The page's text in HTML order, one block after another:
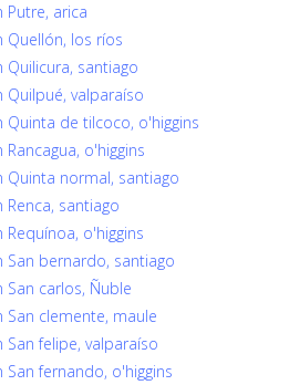
Putre, arica
Quellón, los ríos
Quilicura, santiago
Quilpué, valparaíso
Quinta de tilcoco, o'higgins
o'higgins
Quinta normal, santiago
santiago
o'higgins
San bernardo, santiago
San carlos, Ñuble
San clemente, maule
felipe, valparaíso
fernando, o'higgins